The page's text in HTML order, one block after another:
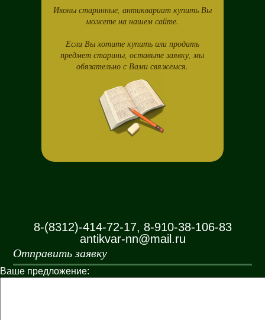
Иконы старинные, антиквариат купить Вы
можете на нашем сайте.
Если Вы хотите купить или продать
предмет старины, оставьте заявку, мы
обязательно с Вами свяжемся.
8-(8312)-414-72-17, 8-910-38-106-83
antikvar-nn@mail.ru
Отправить заявку
Ваше предложение: